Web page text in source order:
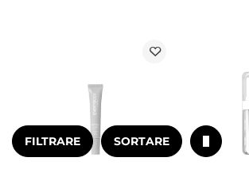
FILTRARE SORTARE